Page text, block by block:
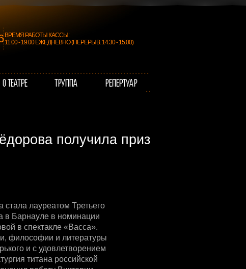
ВРЕМЯ РАБОТЫ КАССЫ:
11:00 - 19:00 ЕЖЕДНЕВНО (ПЕРЕРЫВ: 14:30 - 15:00)
получила приз
лауреатом Третьего
в Барнауле в номинации
в спектакле «Васса».
философии и литературы
и с удовлетворением
титана российской